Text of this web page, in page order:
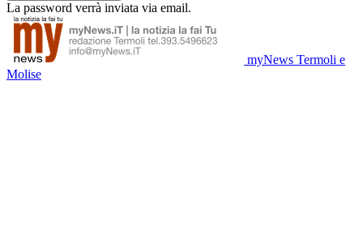
La password verrà inviata via email.
myNews Termoli e
Molise